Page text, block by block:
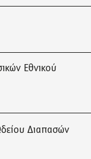
Εθνικού
Διαπασών